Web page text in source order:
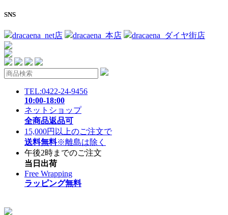
SNS
dracaena_net店 dracaena_本店 dracaena_ダイヤ街店
TEL:0422-24-9456
10:00-18:00
ネットショップ
全商品返品可
15,000円以上のご注文で
送料無料※離島は除く
午後2時までのご注文
当日出荷
Free Wrapping
ラッピング無料